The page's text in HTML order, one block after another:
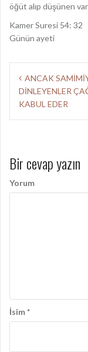
öğüt alıp düşünen var
Kamer Suresi 54: 32
Günün ayeti
d
o
l
ı
ANCAK
DİNLEYENLER
KABUL EDER
Bir cevap yazın
Yorum
İsim*